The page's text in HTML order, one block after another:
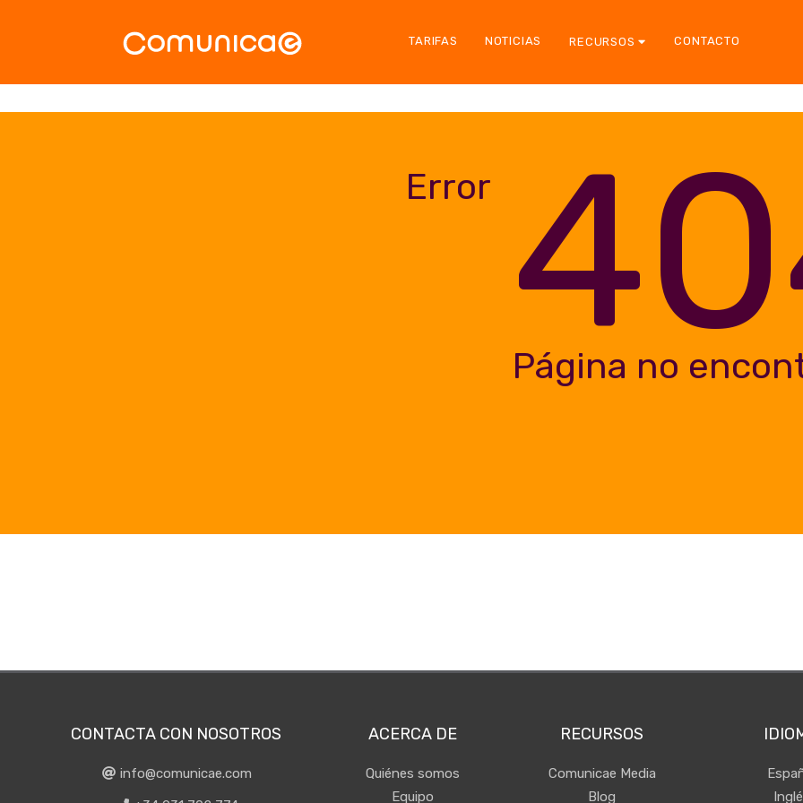
TARIFAS NOTICIAS RECURSOS CONTACTO
Error
Página no
CONTACTA CON NOSOTROS
info@comunicae.com
ACERCA DE
Quiénes somos
Equipo
RECURSOS
Comunicae Media
Blog